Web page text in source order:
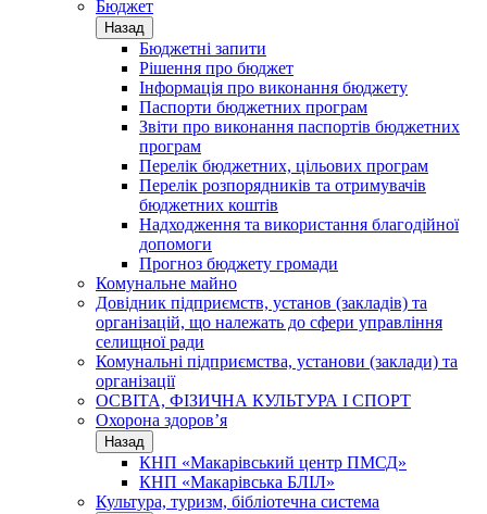
Бюджет
Назад
Бюджетні запити
Рішення про бюджет
Інформація про виконання бюджету
Паспорти бюджетних програм
Звіти про виконання паспортів бюджетних
програм
Перелік бюджетних, цільових програм
Перелік розпорядників та отримувачів
бюджетних коштів
Надходження та використання благодійної
допомоги
Прогноз бюджету громади
Комунальне майно
Довідник підприємств, установ (закладів) та
організацій, що належать до сфери управління
селищної ради
Комунальні підприємства, установи (заклади) та
організації
ОСВІТА, ФІЗИЧНА КУЛЬТУРА І СПОРТ
Охорона здоров’я
Назад
КНП «Макарівський центр ПМСД»
КНП «Макарівська БЛІЛ»
Культура, туризм, бібліотечна система